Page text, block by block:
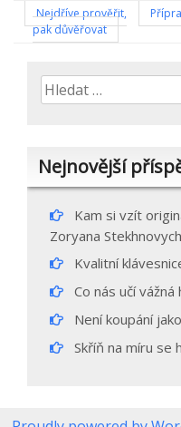
Navigace
pro
příspěvek
Nejdříve prověřit,
pak důvěřovat
Vyhledávání
Nejnovější
Kam si vzít
Zoryana
Kvalitní
Co nás učí vážná
Není koupání
Skříň na míru se